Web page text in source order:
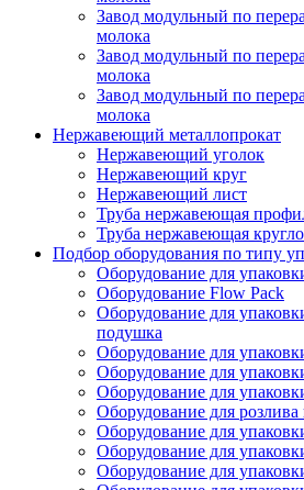
Завод модульный по
молока
Завод модульный по
молока
Завод модульный по
молока
Нержавеющий металлопрокат
Нержавеющий уголок
Нержавеющий круг
Нержавеющий лист
Труба нержавеющая
Труба нержавеющая
Подбор оборудования по типу
Оборудование для
Оборудование Flow Pack
Оборудование для
подушка
Оборудование для
Оборудование для
Оборудование для
Оборудование для
Оборудование для
Оборудование для
Оборудование для